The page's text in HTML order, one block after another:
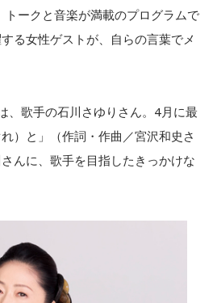
トークと音楽が満載のプログラムで
る女性ゲストが、自らの言葉でメ
、歌手の石川さゆりさん。4月に最
）と」（作詞・作曲／宮沢和史さ
んに、歌手を目指したきっかけな